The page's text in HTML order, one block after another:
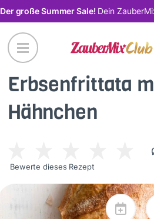
Direkt
zum
Inhalt
Der große Summer Sale! Dein
Erbsenfrittata
Hähnchen
Bewerte dieses Rezept